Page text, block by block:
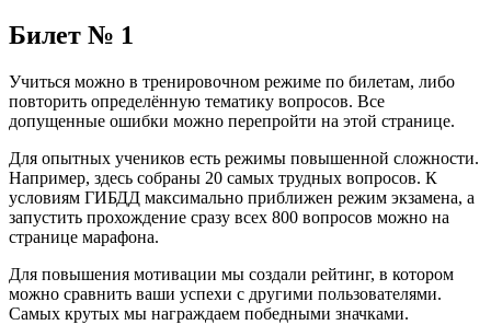
Билет № 1
Учиться можно в тренировочном режиме по билетам, либо
повторить определённую тематику вопросов. Все
допущенные ошибки можно перепройти на этой странице.
Для опытных учеников есть режимы повышенной сложности.
Например, здесь собраны 20 самых трудных вопросов. К
условиям ГИБДД максимально приближен режим экзамена, а
запустить прохождение сразу всех 800 вопросов можно на
странице марафона.
Для повышения мотивации мы создали рейтинг, в котором
можно сравнить ваши успехи с другими пользователями.
Самых крутых мы награждаем победными значками.